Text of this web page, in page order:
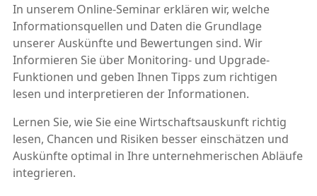
In unserem Online-Seminar erklären wir, welche
Informationsquellen und Daten die Grundlage
unserer Auskünfte und Bewertungen sind. Wir
Informieren Sie über Monitoring- und Upgrade-
Funktionen und geben Ihnen Tipps zum richtigen
lesen und interpretieren der Informationen.
Lernen Sie, wie Sie eine Wirtschaftsauskunft richtig
lesen, Chancen und Risiken besser einschätzen und
Auskünfte optimal in Ihre unternehmerischen Abläufe
integrieren.